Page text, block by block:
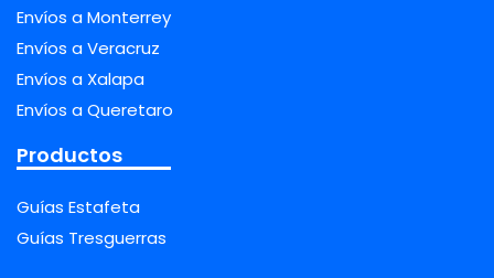
Envíos a Monterrey
Envíos a Veracruz
Envíos a Xalapa
Envíos a Queretaro
Productos
Guías Estafeta
Guías Tresguerras